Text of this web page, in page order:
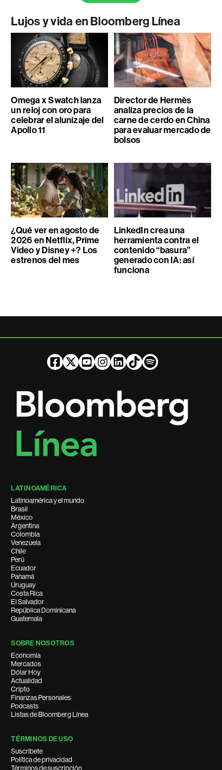
Lujos y vida en Bloomberg Línea
Omega x Swatch lanza
un reloj con oro para
celebrar el alunizaje del
Apollo 11
Director de Hermès
analiza precios de la
carne de cerdo en China
para evaluar mercado de
bolsos
¿Qué ver en agosto de
2026 en Netflix, Prime
Video y Disney +? Los
estrenos del mes
LinkedIn crea una
herramienta contra el
contenido “basura”
generado con IA: así
funciona
LATINOAMÉRICA
Latinoamérica y el mundo
Brasil
México
Argentina
Colombia
Venezuela
Chile
Perú
Ecuador
Panamá
Uruguay
Costa Rica
El Salvador
República Dominicana
Guatemala
SOBRE NOSOTROS
Economía
Mercados
Dólar Hoy
Actualidad
Cripto
Finanzas Personales
Podcasts
Listas de Bloomberg Línea
TÉRMINOS DE USO
Suscríbete
Política de privacidad
Términos de suscripción